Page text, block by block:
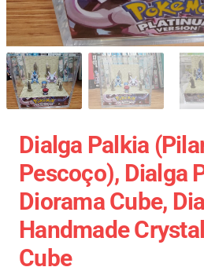
Dialga Palkia
Pescoço), Dialga
Diorama Cube,
Handmade
Cube